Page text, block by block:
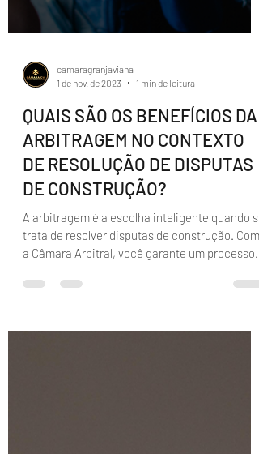
1 de nov. de 2023
1 min de leitura
QUAIS SÃO OS BENEFÍCIOS DA
ARBITRAGEM NO CONTEXTO
DE RESOLUÇÃO DE DISPUTAS
DE CONSTRUÇÃO?
A arbitragem é a escolha inteligente quando se
a Câmara Arbitral, você garante um processo...